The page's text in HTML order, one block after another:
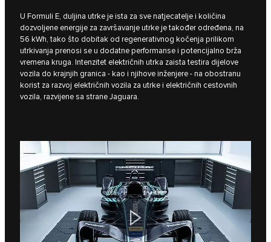
U Formuli E, duljina utrke je ista za sve natjecatelje i količina
dozvoljene energije za završavanje utrke je također određena, na
56 kWh, tako što dobitak od regenerativnog kočenja prilikom
utrkivanja prenosi se u dodatne performanse i potencijalno brža
vremena kruga. Intenzitet električnih utrka zaista testira dijelove
vozila do krajnjih granica - kao i njihove inženjere - na obostranu
korist za razvoj električnih vozila za utrke i električnih cestovnih
vozila, razvijene sa strane Jaguara.